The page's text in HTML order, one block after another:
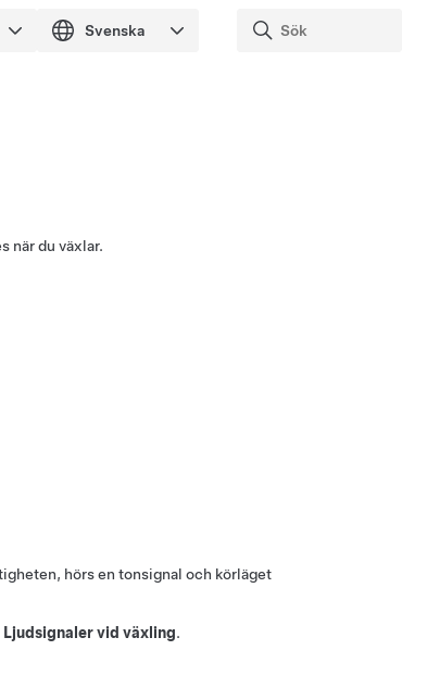
när du växlar.
hörs en tonsignal och körläget
Ljudsignaler vid växling.